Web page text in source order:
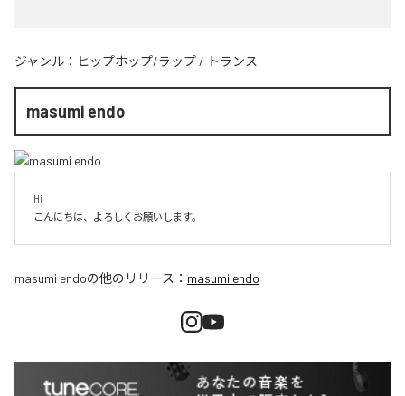
ジャンル： ヒップホップ/ラップ / トランス
masumi endo
Hi
こんにちは、よろしくお願いします。
masumi endoの他のリリース： masumi endo